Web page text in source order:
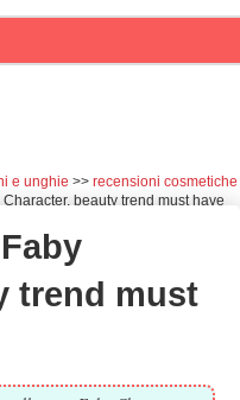
e unghie
recensioni cosmetiche
Character, beauty trend must have
trend must